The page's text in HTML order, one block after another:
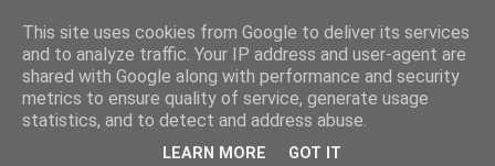
PentruDive.ro
luni, 2 decembrie 2019
giveaway MILKA: câștigă 3 kilograme de
This site uses cookies from Google to deliver its services
and to analyze traffic. Your IP address and user-agent are
shared with Google along with performance and security
metrics to ensure quality of service, generate usage
statistics, and to detect and address abuse.
LEARN MORE GOT IT